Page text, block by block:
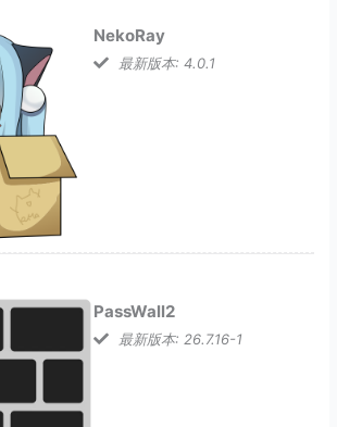
NekoRay
最新版本: 4.0.1
PassWall2
最新版本: 26.7.16-1